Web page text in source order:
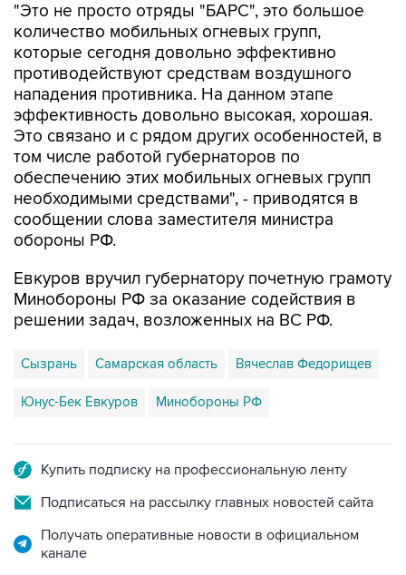
"Это не просто отряды "БАРС", это большое
количество мобильных огневых групп,
которые сегодня довольно эффективно
противодействуют средствам воздушного
нападения противника. На данном этапе
эффективность довольно высокая, хорошая.
Это связано и с рядом других особенностей, в
том числе работой губернаторов по
обеспечению этих мобильных огневых групп
необходимыми средствами", - приводятся в
сообщении слова заместителя министра
обороны РФ.
Евкуров вручил губернатору почетную грамоту
Минобороны РФ за оказание содействия в
решении задач, возложенных на ВС РФ.
Сызрань Самарская область Вячеслав Федорищев
Юнус-Бек Евкуров Минобороны РФ
Купить подписку на профессиональную ленту
Подписаться на рассылку главных новостей сайта
Получать оперативные новости в официальном
канале